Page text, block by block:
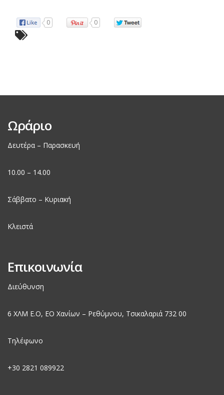
0 0
Ωράριο
Δευτέρα – Παρασκευή
10.00 – 14.00
Σάββατο – Κυριακή
Κλειστά
Επικοινωνία
Διεύθυνση
6 ΧΛΜ Ε.Ο, EO Χανίων – Ρεθύμνου, Τσικαλαριά 732 00
Τηλέφωνο
+30 2821 089922